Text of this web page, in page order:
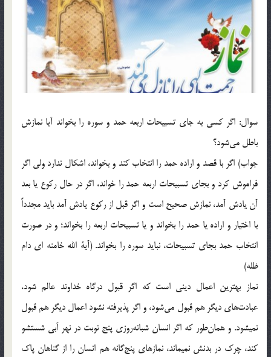
سوال: اگر كسى به جاى تسبیحات اربعه حمد و سوره را بخواند آیا نمازش
باطل مى‌شود؟
جواب) اگر با قصد و اراده حمد را انتخاب كند و بخواند، اشكال ندارد ولى اگر
فراموش كرد و بجاى تسبیحات اربعه حمد را خواند، اگر در حال ركوع یا بعد
آن یادش آمد، نمازش صحیح است و اگر قبل از ركوع یادش آمد باید مجدداً
با اختیار و اراده یا حمد را بخواند و یا تسبیحات اربعه را بخواند؛ و در صورت
انتخاب حمد بجاى تسبیحات، نباید سوره را بخواند. (آیة الله خامنه ای دام
ظله)
نماز بهترین اعمال دینی است که اگر قبول درگاه خداوند عالم شود،
عبادت‌های دیگر هم قبول می‌شود، و اگر پذیرفته نشود اعمال دیگر هم قبول
نمیشود. و همان‌طور که اگر انسان شبانه‌روزی پنج نوبت در نهر آبی شستشو
کند، چرک در بدنش نمیماند، نمازهای پنج‌گانه هم انسان را از گناهان پاک